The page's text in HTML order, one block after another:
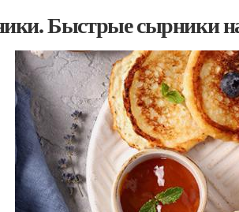
Быстрые сырники на